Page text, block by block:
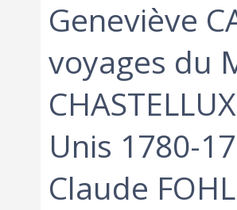
Geneviève
voyages du
Unis 1780-
Claude